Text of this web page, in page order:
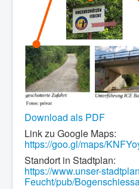
Download als PDF
Link zu Google Maps:
https://goo.gl/maps/
Standort in Stadtplan:
https://www.unser-
Feucht/pub/